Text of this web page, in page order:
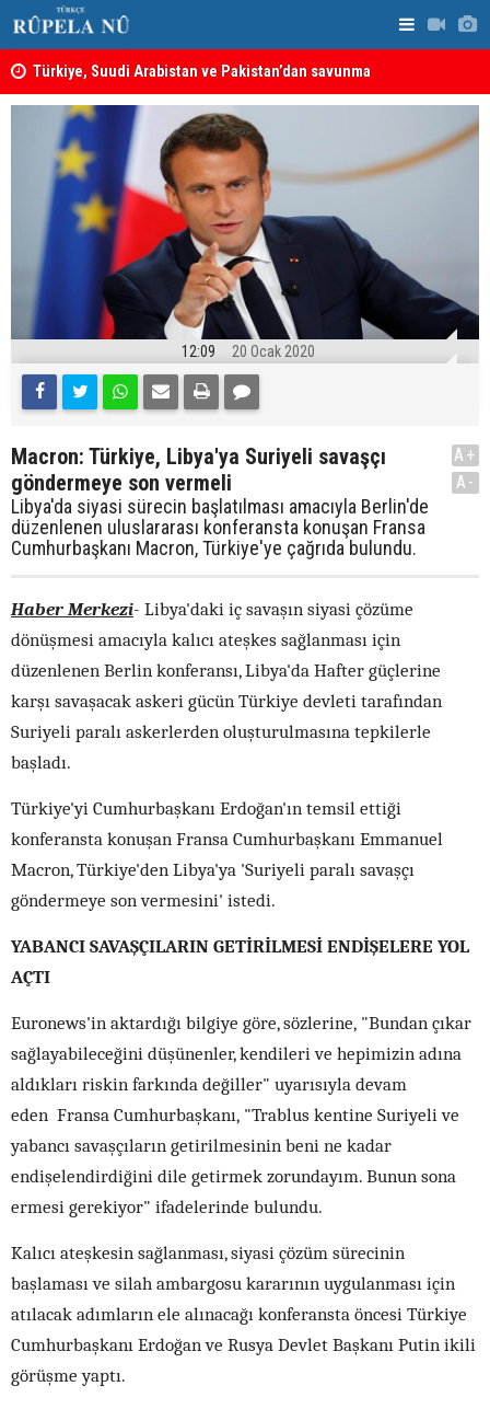
Türkiye, Suudi Arabistan ve Pakistan’dan savunma
anlaşması: Bir üyeye saldırı, tüm üyelere yapılmış
sayılacak
Önemli
12:09 20 Ocak 2020
Macron: Türkiye, Libya'ya Suriyeli savaşçı
göndermeye son vermeli
Libya'da siyasi sürecin başlatılması amacıyla Berlin'de
düzenlenen uluslararası konferansta konuşan Fransa
Cumhurbaşkanı Macron, Türkiye'ye çağrıda bulundu.
A+
A-
Haber Merkezi- Libya'daki iç savaşın siyasi çözüme
dönüşmesi amacıyla kalıcı ateşkes sağlanması için
düzenlenen Berlin konferansı, Libya'da Hafter güçlerine
karşı savaşacak askeri gücün Türkiye devleti tarafından
Suriyeli paralı askerlerden oluşturulmasına tepkilerle
başladı.
Türkiye'yi Cumhurbaşkanı Erdoğan'ın temsil ettiği
konferansta konuşan Fransa Cumhurbaşkanı Emmanuel
Macron, Türkiye'den Libya'ya 'Suriyeli paralı savaşçı
göndermeye son vermesini' istedi.
YABANCI SAVAŞÇILARIN GETİRİLMESİ ENDİŞELERE YOL
AÇTI
Euronews'in aktardığı bilgiye göre, sözlerine, "Bundan çıkar
sağlayabileceğini düşünenler, kendileri ve hepimizin adına
aldıkları riskin farkında değiller" uyarısıyla devam
eden Fransa Cumhurbaşkanı, "Trablus kentine Suriyeli ve
yabancı savaşçıların getirilmesinin beni ne kadar
endişelendirdiğini dile getirmek zorundayım. Bunun sona
ermesi gerekiyor" ifadelerinde bulundu.
Kalıcı ateşkesin sağlanması, siyasi çözüm sürecinin
başlaması ve silah ambargosu kararının uygulanması için
atılacak adımların ele alınacağı konferansta öncesi Türkiye
Cumhurbaşkanı Erdoğan ve Rusya Devlet Başkanı Putin ikili
görüşme yaptı.